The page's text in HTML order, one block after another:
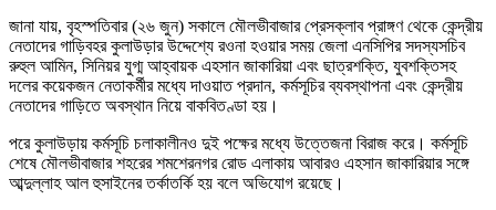
জানা যায়, বৃহস্পতিবার (২৬ জুন) সকালে মৌলভীবাজার প্রেসক্লাব প্রাঙ্গণ থেকে কেন্দ্রীয়
নেতাদের গাড়িবহর কুলাউড়ার উদ্দেশ্যে রওনা হওয়ার সময় জেলা এনসিপির সদস্যসচিব
রুহুল আমিন, সিনিয়র যুগ্ম আহ্বায়ক এহসান জাকারিয়া এবং ছাত্রশক্তি, যুবশক্তিসহ
দলের কয়েকজন নেতাকর্মীর মধ্যে দাওয়াত প্রদান, কর্মসূচির ব্যবস্থাপনা এবং কেন্দ্রীয়
নেতাদের গাড়িতে অবস্থান নিয়ে বাকবিতণ্ডা হয়।
পরে কুলাউড়ায় কর্মসূচি চলাকালীনও দুই পক্ষের মধ্যে উত্তেজনা বিরাজ করে। কর্মসূচি
শেষে মৌলভীবাজার শহরের শমশেরনগর রোড এলাকায় আবারও এহসান জাকারিয়ার সঙ্গে
আব্দুল্লাহ আল হুসাইনের তর্কাতর্কি হয় বলে অভিযোগ রয়েছে।